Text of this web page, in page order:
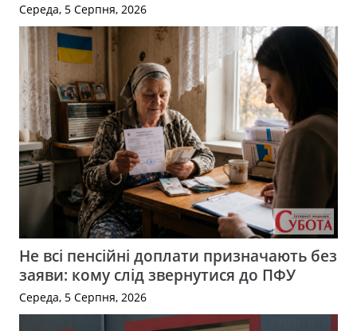
Середа, 5 Серпня, 2026
Не всі пенсійні доплати призначають без
заяви: кому слід звернутися до ПФУ
Середа, 5 Серпня, 2026